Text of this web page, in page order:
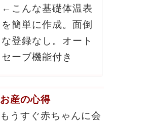
←こんな基礎体温表
を簡単に作成。面倒
な登録なし。オート
セーブ機能付き
お産の心得
もうすぐ赤ちゃんに会